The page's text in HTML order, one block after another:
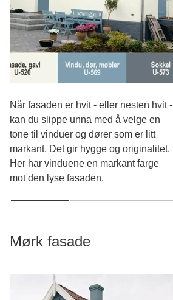
Når fasaden er hvit - eller nesten hvit -
kan du slippe unna med å velge en
tone til vinduer og dører som er litt
markant. Det gir hygge og originalitet.
Her har vinduene en markant farge
mot den lyse fasaden.
Mørk fasade